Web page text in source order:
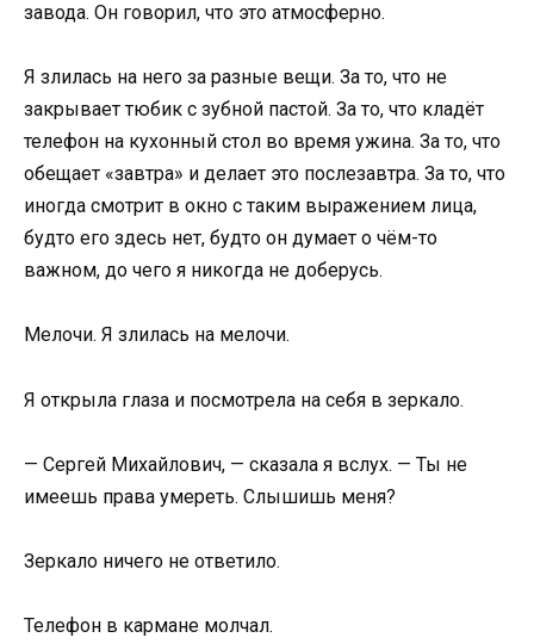
завода. Он говорил, что это атмосферно.
Я злилась на него за разные вещи. За то, что не
закрывает тюбик с зубной пастой. За то, что кладёт
телефон на кухонный стол во время ужина. За то, что
обещает «завтра» и делает это послезавтра. За то, что
иногда смотрит в окно с таким выражением лица,
будто его здесь нет, будто он думает о чём-то
важном, до чего я никогда не доберусь.
Мелочи. Я злилась на мелочи.
Я открыла глаза и посмотрела на себя в зеркало.
— Сергей Михайлович, — сказала я вслух. — Ты не
имеешь права умереть. Слышишь меня?
Зеркало ничего не ответило.
Телефон в кармане молчал.